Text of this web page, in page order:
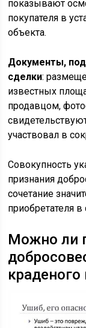
показывают
покупателя в
объекта.
Документы,
сделки:
известных
продавцом,
участвовал в
Совокупность
признания
сочетание
приобретателя в
Можно ли